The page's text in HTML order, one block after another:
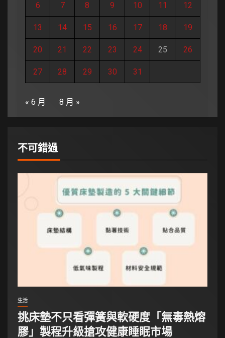
6 7 8 9 10 11 12
13 14 15 16 17 18 19
20 21 22 23 24 25 26
27 28 29 30 31
« 6 月 8 月 »
不可錯過
生活
挑床墊不只看彈簧與軟硬度「無毒熱熔
膠」製程升級搶攻健康睡眠市場